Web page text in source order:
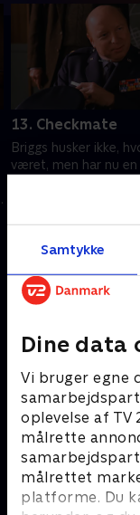
Samtykke
Dine data
Vi bruger egne
oplevelse af TV
målrette
målrettet
platforme. Du
13. Checkmate
Briggs husker ikke,
været, men har nu
1. juli 2021 • 45 min
Andre så også
Alfa
Krimi & Spænding •